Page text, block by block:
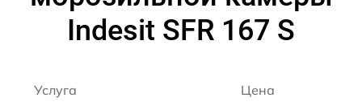
Indesit SFR 167 S
Услуга Цена